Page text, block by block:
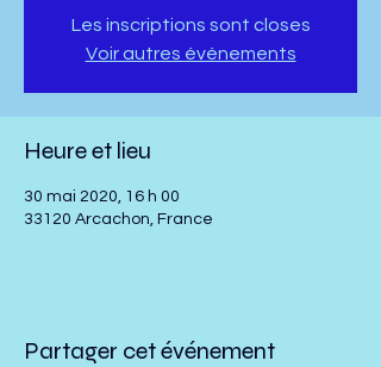
Les inscriptions sont closes
Voir autres événements
Heure et lieu
30 mai 2020, 16 h 00
33120 Arcachon, France
Partager cet événement